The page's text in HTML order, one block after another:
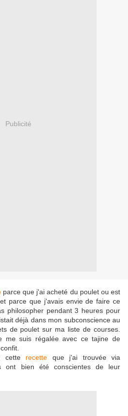
Publicité
parce que j'ai acheté du poulet ou est
parce que j'avais envie de faire ce
philosopher pendant 3 heures pour
déjà dans mon subconscience au
de poulet sur ma liste de courses.
me suis régalée avec ce tajine de
cetterecette que j'ai trouvée via
ont bien été conscientes de leur